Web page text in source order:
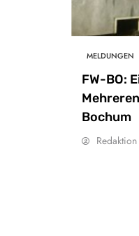
MELDUNGEN
FW-BO:
Bochum
Redaktion